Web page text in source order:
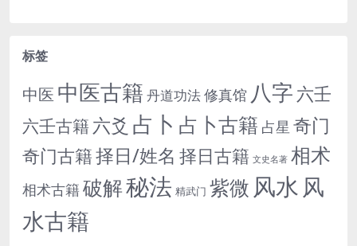
标签
中医 中医古籍 丹道功法修真馆 八字 六壬
六壬古籍 六爻 占卜 占卜古籍 占星 奇门
奇门古籍择日/姓名 择日古籍 文史名著 相术
相术古籍破解秘法 精武门 紫微 风水 风
水古籍